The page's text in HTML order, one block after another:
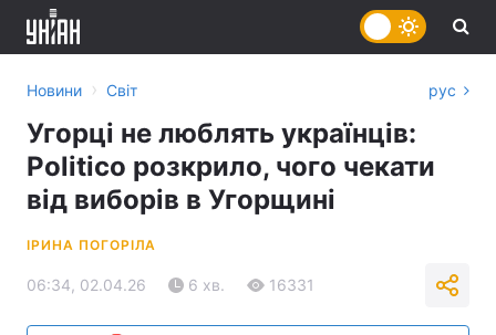
Новини › Світ рус
Угорці не люблять українців:
Politico розкрило, чого чекати
від виборів в Угорщині
ІРИНА ПОГОРІЛА
06:34, 02.04.26 6 хв. 16331